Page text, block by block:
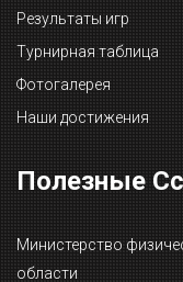
Результаты игр
Турнирная таблица
Фотогалерея
Наши достижения
Полезные
Министерство
области